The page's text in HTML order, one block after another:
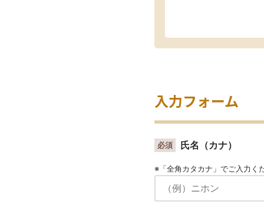
入力フォーム
必須 氏名（カナ）
※「全角カタカナ」でご入力くだ